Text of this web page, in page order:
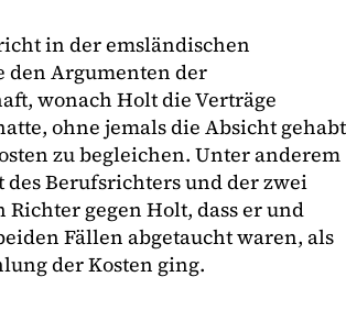
in der emsländischen
den Argumenten der
wonach Holt die Verträge
ohne jemals die Absicht gehabt
zu begleichen. Unter anderem
des Berufsrichters und der zwei
gegen Holt, dass er und
Fällen abgetaucht waren, als
der Kosten ging.